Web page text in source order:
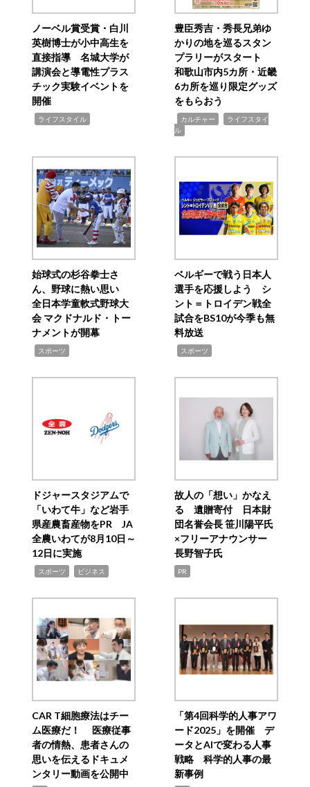
ノーベル賞受賞・白川
英樹博士が小中高生を
直接指導 名城大学が
講演会と導電性プラス
チック実験イベントを
開催
ライフスタイル
豊臣秀吉・秀長兄弟ゆ
かりの地を巡るスタン
プラリーがスタート
和歌山市内5カ所・近畿
6カ所を巡り限定グッズ
をもらおう
カルチャー
ライフスタイ
ル
始球式の杉谷拳士さ
ん、野球に熱い思い
全日本学童軟式野球大
会 マクドナルド・トー
ナメントが開幕
スポーツ
ベルギーで戦う日本人
選手を応援しよう シ
ント＝トロイデン戦全
試合をBS10が今季も無
料放送
スポーツ
ドジャースタジアムで
「いわて牛」など岩手
県産農畜産物をPR JA
全農いわてが8月10日～
12日に実施
スポーツ ビジネス
故人の「想い」かなえ
る 遺贈寄付 日本財
団名誉会長 笹川陽平氏
×フリーアナウンサー
長野智子氏
PR
CAR T細胞療法はチー
ム医療だ！ 医療従事
者の情熱、患者さんの
思いを伝えるドキュメ
ンタリー動画を公開中
「第4回科学的人事アワ
ード2025」を開催 デ
ータとAIで変わる人事
戦略 科学的人事の最
新事例